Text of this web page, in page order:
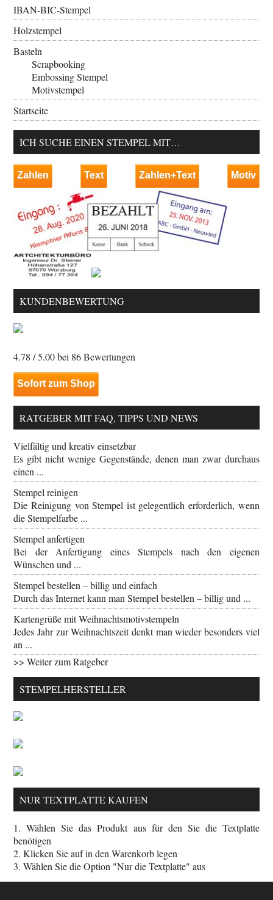
IBAN-BIC-Stempel
Holzstempel
Basteln
Scrapbooking
Embossing Stempel
Motivstempel
Startseite
ICH SUCHE EINEN STEMPEL MIT…
Zahlen Text Zahlen+Text Motiv
KUNDENBEWERTUNG
4.78 / 5.00 bei 86Bewertungen
Sofort zum Shop
RATGEBER MIT FAQ, TIPPS UND NEWS
Vielfältig und kreativ einsetzbar
Es gibt nicht wenige Gegenstände, denen man zwar durchaus
einen ...
Stempel reinigen
Die Reinigung von Stempel ist gelegentlich erforderlich, wenn
die Stempelfarbe ...
Stempel anfertigen
Bei der Anfertigung eines Stempels nach den eigenen
Wünschen und ...
Stempel bestellen – billig und einfach
Durch das Internet kann man Stempel bestellen – billig und ...
Kartengrüße mit Weihnachtsmotivstempeln
Jedes Jahr zur Weihnachtszeit denkt man wieder besonders viel
an ...
>> Weiter zum Ratgeber
STEMPELHERSTELLER
NUR TEXTPLATTE KAUFEN
1. Wählen Sie das Produkt aus für den Sie die Textplatte
benötigen
2. Klicken Sie auf in den Warenkorb legen
3. Wählen Sie die Option "Nur die Textplatte" aus